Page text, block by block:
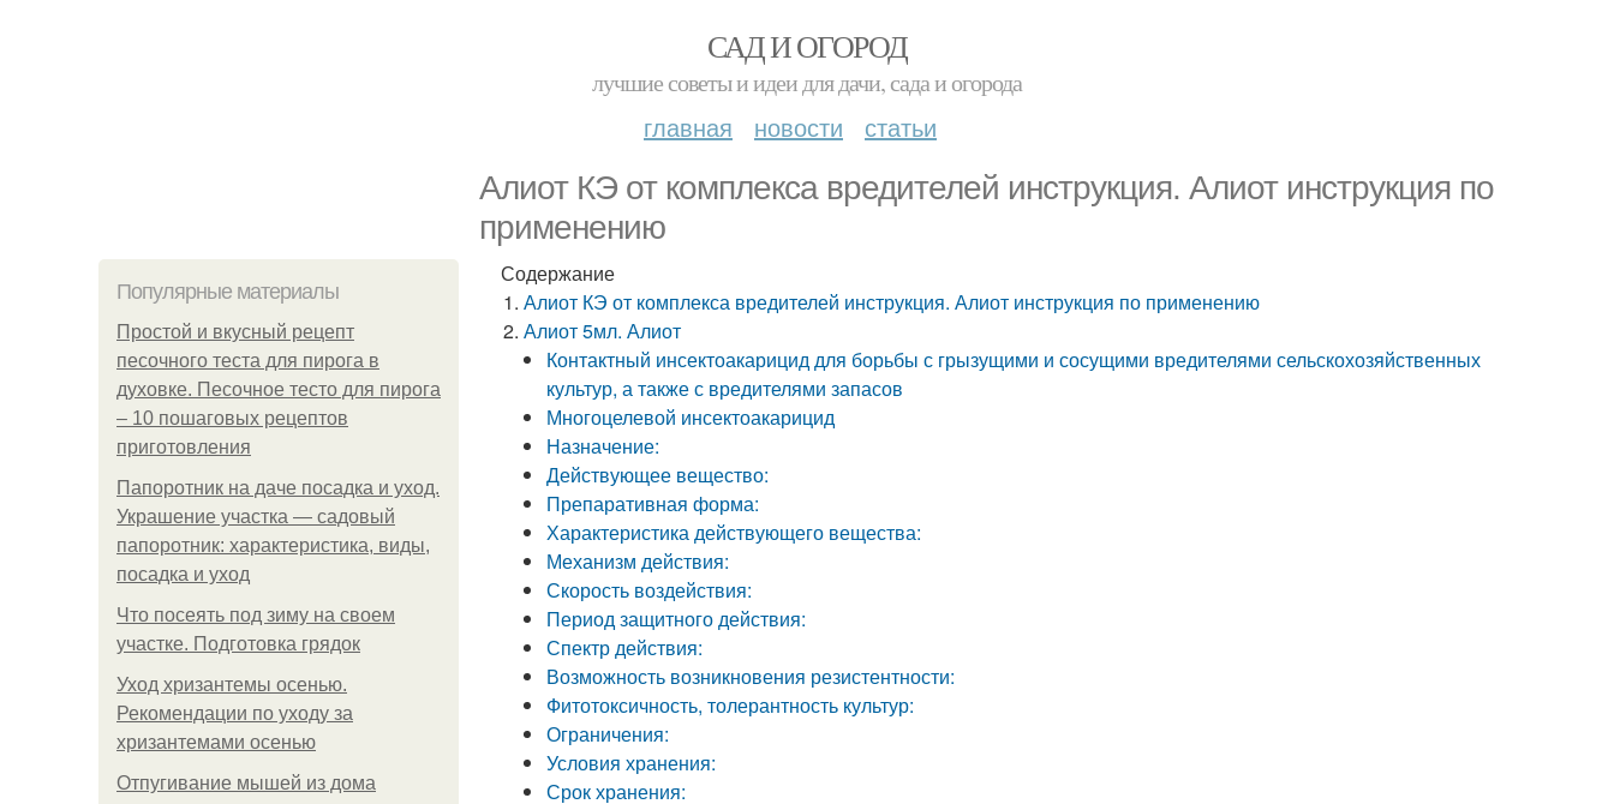
САД И ОГОРОД
лучшие советы и идеи для дачи, сада и огорода
главная новости статьи
Алиот КЭ от комплекса вредителей инструкция. Алиот инструкция по
применению
Популярные материалы
Простой и вкусный рецепт
песочного теста для пирога в
духовке. Песочное тесто для пирога
– 10 пошаговых рецептов
приготовления
Папоротник на даче посадка и уход.
Украшение участка — садовый
папоротник: характеристика, виды,
посадка и уход
Что посеять под зиму на своем
участке. Подготовка грядок
Уход хризантемы осенью.
Рекомендации по уходу за
хризантемами осенью
Отпугивание мышей из дома
Содержание
Алиот КЭ от комплекса вредителей инструкция. Алиот инструкция по применению
Алиот 5мл. Алиот
Контактный инсектоакарицид для борьбы с грызущими и сосущими вредителями сельскохозяйственных
культур, а также с вредителями запасов
Многоцелевой инсектоакарицид
Назначение:
Действующее вещество:
Препаративная форма:
Характеристика действующего вещества:
Механизм действия:
Скорость воздействия:
Период защитного действия:
Спектр действия:
Возможность возникновения резистентности:
Фитотоксичность, толерантность культур:
Ограничения:
Условия хранения:
Срок хранения: